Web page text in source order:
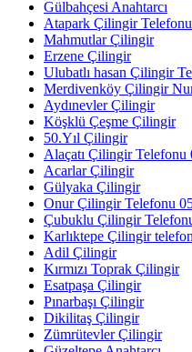
Gülbahçesi Anahtarcı
Atapark Çilingir
Mahmutlar Çilingir
Erzene Çilingir
Ulubatlı hasan Çilingir
Merdivenköy Çilingir
Aydınevler Çilingir
Köşklü Çeşme Çilingir
50.Yıl Çilingir
Alaçatı Çilingir Telefonu
Acarlar Çilingir
Gülyaka Çilingir
Onur Çilingir Telefonu
Çubuklu Çilingir
Karlıktepe Çilingir
Adil Çilingir
Kırmızı Toprak Çilingir
Esatpaşa Çilingir
Pınarbaşı Çilingir
Dikilitaş Çilingir
Zümrütevler Çilingir